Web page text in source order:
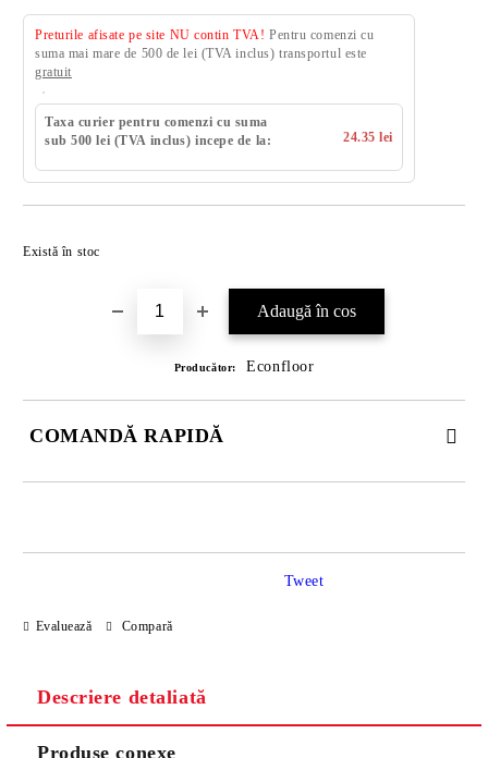
Preturile afisate pe site NU contin TVA! Pentru comenzi cu
suma mai mare de 500 de lei (TVA inclus) transportul este
gratuit
Taxa curier pentru comenzi cu suma
sub 500 lei (TVA inclus) incepe de la:
24.35 lei
Există în stoc
Producător: Econfloor
COMANDĂ RAPIDĂ
Sunt de acord cuPolitica de confidentialitate
Noi vă vom contacta pentru finalizarea comenzii.
Evaluează Compară
Tweet
Descriere detaliată
Produse conexe